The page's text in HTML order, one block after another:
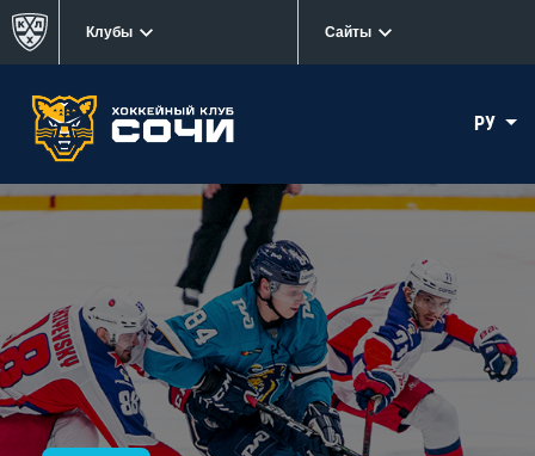
Клубы Сайты
РУ